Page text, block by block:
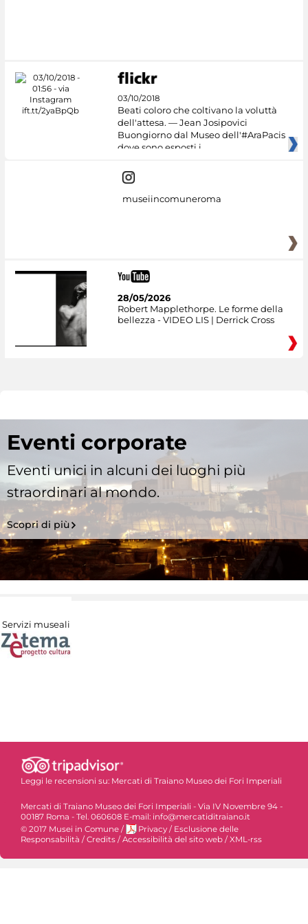
03/10/2018
Beati coloro che coltivano la voluttà
dell'attesa. — Jean Josipovici
Buongiorno dal Museo dell'#AraPacis
dove sono esposti i
museiincomuneroma
28/05/2026
Robert Mapplethorpe. Le forme della
bellezza - VIDEO LIS | Derrick Cross
Eventi corporate
Eventi unici in alcuni dei luoghi più
straordinari al mondo.
Scopri di più
Servizi museali
Leggi le recensioni su: Mercati di Traiano Museo dei Fori Imperiali
Mercati di Traiano Museo dei Fori Imperiali - Via IV Novembre 94 -
00187 Roma - Tel. 060608 E-mail: info@mercatiditraiano.it
© 2017 Musei in Comune / Privacy / Esclusione delle
Responsabilità /Credits /Accessibilità del sito web /XML-rss